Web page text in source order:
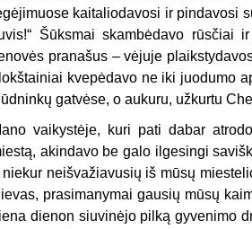
kaitaliodavosi ir pindavosi
Šūksmai skambėdavo rūsčiai
pranašus – vėjuje
kvepėdavo ne iki juodumo
gatvėse, o aukuru, užkurtu
vaikystėje, kuri pati dabar
akindavo be galo ilgesingi
niekur neišvažiavusių iš mūsų
prasimanymai gausių mūsų
dienon siuvinėjo pilką gyvenimo